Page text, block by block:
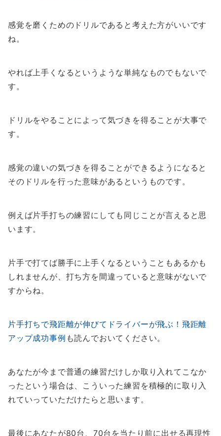
感覚を磨くためのドリルであると考えた方がいいです
ね。
やれば上手くなるというような単純なものでもないで
す。
ドリルをやることによって気づきを得ることが大事で
す。
感覚の違いの気づきを得ることができるようになると
そのドリルを行った意味があるというものです。
例えば片手打ちの練習にしても同じことが言えると思
います。
片手で打てば勝手に上手くなるということもあるかも
しれませんが、打ち方を間違っていると意味がないで
すからね。
片手打ちで飛距離が伸びてドライバーが飛ぶ！飛距離
アップ成功事例 も読んでおいてください。
あなたが今まで普通の練習だけしか取り入れてこなか
ったという場合は、こういった練習を積極的に取り入
れていっていただけたらと思います。
最後にあなたが80台、70台を当たり前に出せる再現性